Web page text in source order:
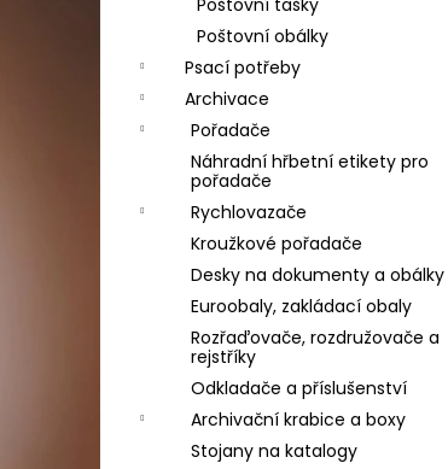
Poštovní tašky
Poštovní obálky
Psací potřeby
Archivace
Pořadače
Náhradní hřbetní etikety pro
pořadače
Rychlovazače
Kroužkové pořadače
Desky na dokumenty a obálky
Euroobaly, zakládací obaly
Rozřaďovače, rozdružovače a
rejstříky
Odkladače a příslušenství
Archivační krabice a boxy
Stojany na katalogy